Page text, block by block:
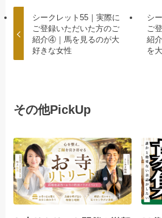
シークレット55｜実際に
ご登録いただいた方のご
紹介④｜馬を見るのが大
好きな女性
シ
ご
紹
を
その他PickUp